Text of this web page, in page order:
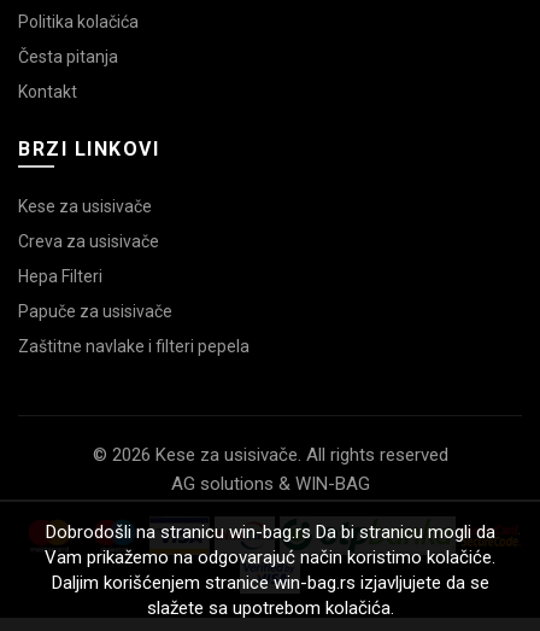
Politika kolačića
Česta pitanja
Kontakt
BRZI LINKOVI
Kese za usisivače
Creva za usisivače
Hepa Filteri
Papuče za usisivače
Zaštitne navlake i filteri pepela
© 2026 Kese za usisivače. All rights reserved
AG solutions & WIN-BAG
Dobrodošli na stranicu win-bag.rs Da bi stranicu mogli da
Vam prikažemo na odgovarajuć način koristimo kolačiće.
Daljim korišćenjem stranice win-bag.rs izjavljujete da se
slažete sa upotrebom kolačića.